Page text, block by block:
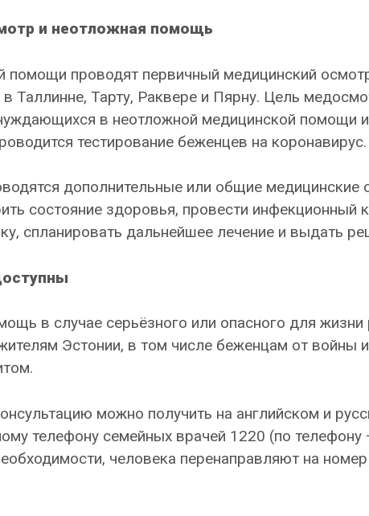
и неотложная помощь
помощи проводят первичный медицинский
в Таллинне, Тарту, Раквере и Пярну. Цель
в неотложной медицинской помощи
тестирование беженцев на коронавирус.
дополнительные или общие
состояние здоровья, провести инфекционный
спланировать дальнейшее лечение и выдать
в случае серьёзного или опасного для жизни
Эстонии, в том числе беженцам от войны
можно получить на английском и
телефону семейных врачей 1220 (по
человека перенаправляют на